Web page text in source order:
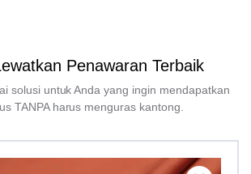
Penawaran Terbaik
solusi untuk Anda yang ingin mendapatkan
TANPA harus menguras kantong.